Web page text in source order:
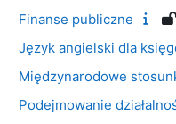
Finanse publiczne
Język angielski dla
Międzynarodowe
Podejmowanie